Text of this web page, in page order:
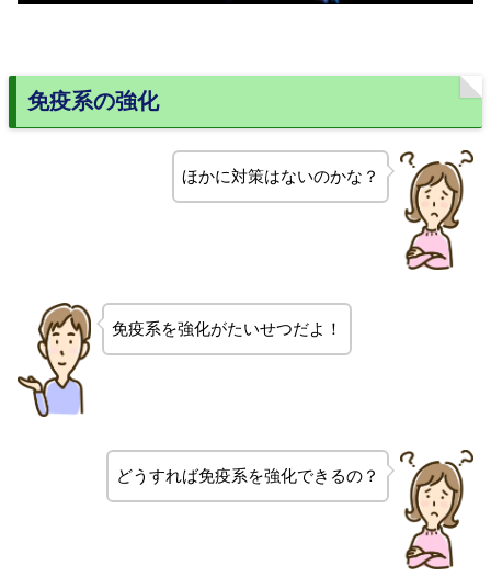
免疫系の強化
ほかに対策はないのかな？
免疫系を強化がたいせつだよ！
どうすれば免疫系を強化できるの？